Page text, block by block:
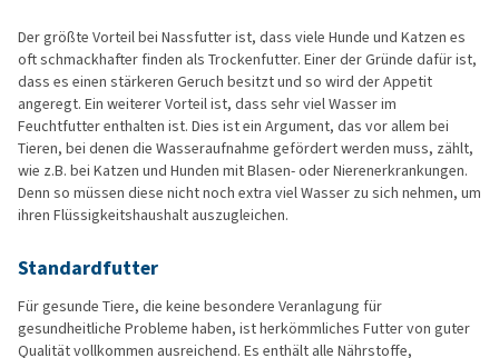
Der größte Vorteil bei Nassfutter ist, dass viele Hunde und Katzen es
oft schmackhafter finden als Trockenfutter. Einer der Gründe dafür ist,
dass es einen stärkeren Geruch besitzt und so wird der Appetit
angeregt. Ein weiterer Vorteil ist, dass sehr viel Wasser im
Feuchtfutter enthalten ist. Dies ist ein Argument, das vor allem bei
Tieren, bei denen die Wasseraufnahme gefördert werden muss, zählt,
wie z.B. bei Katzen und Hunden mit Blasen- oder Nierenerkrankungen.
Denn so müssen diese nicht noch extra viel Wasser zu sich nehmen, um
ihren Flüssigkeitshaushalt auszugleichen.
Standardfutter
Für gesunde Tiere, die keine besondere Veranlagung für
gesundheitliche Probleme haben, ist herkömmliches Futter von guter
Qualität vollkommen ausreichend. Es enthält alle Nährstoffe,